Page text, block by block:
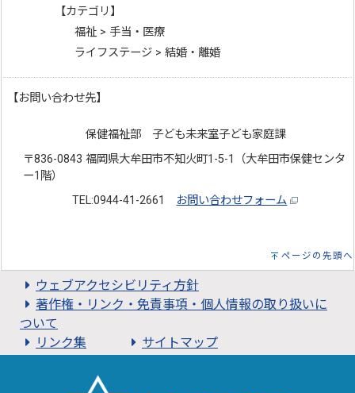
【カテゴリ】
福祉 > 手当・医療
ライフステージ > 結婚・離婚
【お問い合わせ先】
保健福祉部 子ども未来室子ども家庭課
〒836-0843 福岡県大牟田市不知火町1-5-1（大牟田市保健センタ
ー1階）
TEL:0944-41-2661
お問い合わせフォーム
ページの先頭へ
ウェブアクセシビリティ方針
著作権・リンク・免責事項・個人情報の取り扱いに
ついて
リンク集
サイトマップ